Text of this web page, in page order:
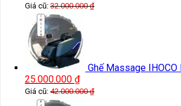
Giá cũ: 32.000.000₫
Ghế Massage
25.000.000 ₫
Giá cũ: 42.000.000₫